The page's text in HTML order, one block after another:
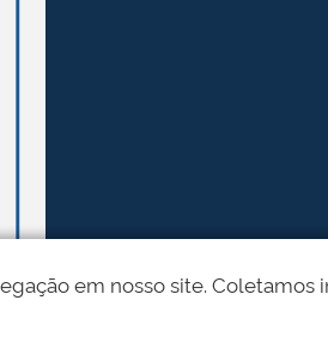
em nosso site. Coletamos